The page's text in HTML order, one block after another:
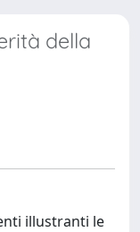
della
illustranti le